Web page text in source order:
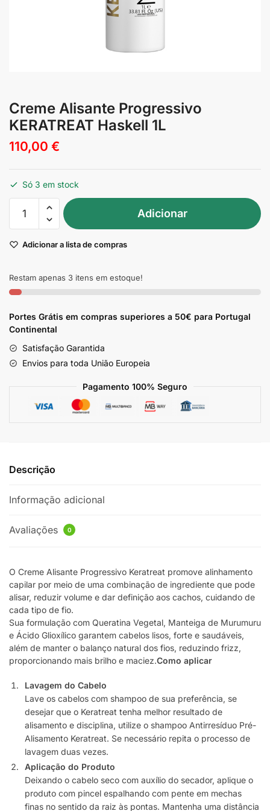
Creme Alisante Progressivo
KERATREAT Haskell 1L
110,00 €
Só 3 em stock
Quantidade
Alisante
KERATREAT
Haskell
Adicionar
Adicionar a lista de compras
Restam apenas 3 itens em estoque!
Portes Grátis em compras superiores a 50€ para Portugal
Continental
Satisfação Garantida
Envios para toda União Europeia
Pagamento 100% Seguro
Descrição
Informação adicional
Avaliações 0
O Creme Alisante Progressivo Keratreat promove alinhamento
capilar por meio de uma combinação de ingrediente que pode
alisar, reduzir volume e dar definição aos cachos, cuidando de
cada tipo de fio.
Sua formulação com Queratina Vegetal, Manteiga de Murumuru
e Ácido Glioxílico garantem cabelos lisos, forte e saudáveis,
além de manter o balanço natural dos fios, reduzindo frizz,
proporcionando mais brilho e maciez.Como aplicar
Lavagem do Cabelo
Lave os cabelos com shampoo de sua preferência, se
desejar que o Keratreat tenha melhor resultado de
alisamento e disciplina, utilize o shampoo Antirresíduo Pré-
Alisamento Keratreat. Se necessário repita o processo de
lavagem duas vezes.
Aplicação do Produto
Deixando o cabelo seco com auxílio do secador, aplique o
produto com pincel espalhando com pente em mechas
finas no sentido da raiz às pontas. Mantenha uma distância